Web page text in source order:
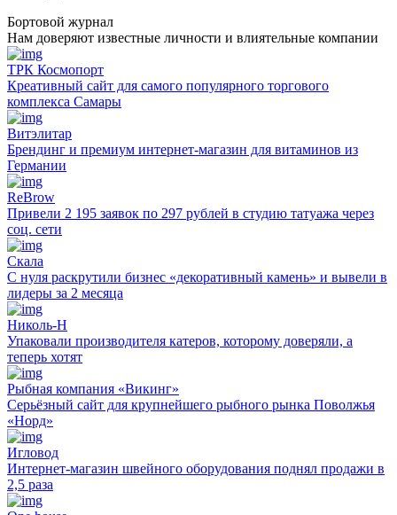
Бортовой журнал
Нам доверяют известные личности и влиятельные компании
ТРК Космопорт
Креативный сайт для самого популярного торгового
комплекса Самары
Витэлитар
Брендинг и премиум интернет-магазин для витаминов из
Германии
ReBrow
Привели 2 195 заявок по 297 рублей в студию татуажа через
соц. сети
Скала
С нуля раскрутили бизнес «декоративный камень» и вывели в
лидеры за 2 месяца
Николь-Н
Упаковали производителя катеров, которому доверяли, а
теперь хотят
Рыбная компания «Викинг»
Серьёзный сайт для крупнейшего рыбного рынка Поволжья
«Норд»
Игловод
Интернет-магазин швейного оборудования поднял продажи в
2,5 раза